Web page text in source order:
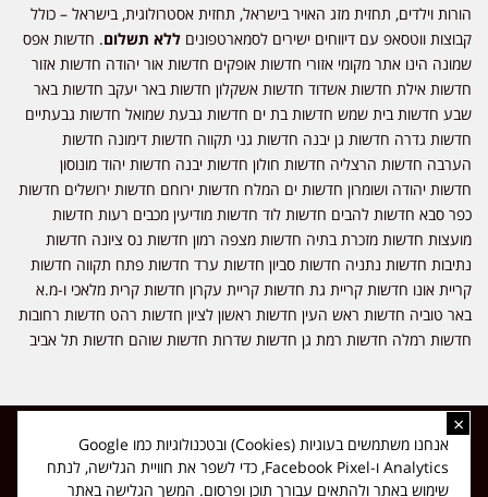
הורות וילדים, תחזית מזג האויר בישראל, תחזית אסטרולוגית, בישראל – כולל
קבוצות ווטסאפ עם דיווחים ישירים לסמארטפונים ללא תשלום. חדשות אפס
שמונה הינו אתר מקומי אזורי חדשות אופקים חדשות אור יהודה חדשות אזור
חדשות אילת חדשות אשדוד חדשות אשקלון חדשות באר יעקב חדשות באר
שבע חדשות בית שמש חדשות בת ים חדשות גבעת שמואל חדשות גבעתיים
חדשות גדרה חדשות גן יבנה חדשות גני תקווה חדשות דימונה חדשות
הערבה חדשות הרצליה חדשות חולון חדשות יבנה חדשות יהוד מונוסון
חדשות יהודה ושומרון חדשות ים המלח חדשות ירוחם חדשות ירושלים חדשות
כפר סבא חדשות להבים חדשות לוד חדשות מודיעין מכבים רעות חדשות
מועצות חדשות מזכרת בתיה חדשות מצפה רמון חדשות נס ציונה חדשות
נתיבות חדשות נתניה חדשות סביון חדשות ערד חדשות פתח תקווה חדשות
קריית אונו חדשות קריית גת חדשות קריית עקרון חדשות קרית מלאכי ו-מ.א
באר טוביה חדשות ראש העין חדשות ראשון לציון חדשות רהט חדשות רחובות
חדשות רמלה חדשות רמת גן חדשות שדרות חדשות שוהם חדשות תל אביב
כל הזכויות שמורות ל-ליזה ללוצאשווילי - חדשות אפס שמונה - דיווחים בזמן
אמת, נוסד בשנת 2019 | טל' לפרסומים 054-9759222 מייל מערכת
news08.net@gmail.com
×
אנחנו משתמשים בעוגיות (Cookies) ובטכנולוגיות כמו Google
Analytics ו-Facebook Pixel, כדי לשפר את חוויית הגלישה, לנתח
שימוש באתר ולהתאים עבורך תוכן ופרסום. המשך הגלישה באתר